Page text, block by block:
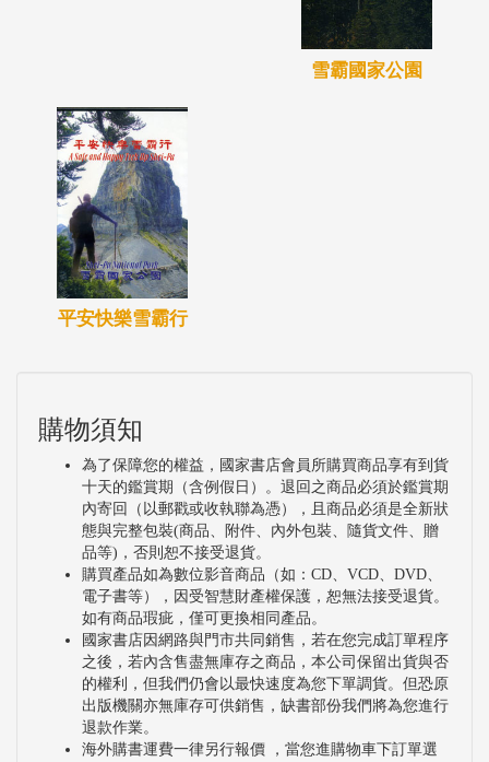
雪霸國家公園
平安快樂雪霸行
購物須知
為了保障您的權益，國家書店會員所購買商品享有到貨
十天的鑑賞期（含例假日）。退回之商品必須於鑑賞期
內寄回（以郵戳或收執聯為憑），且商品必須是全新狀
態與完整包裝(商品、附件、內外包裝、隨貨文件、贈
品等)，否則恕不接受退貨。
購買產品如為數位影音商品（如：CD、VCD、DVD、
電子書等），因受智慧財產權保護，恕無法接受退貨。
如有商品瑕疵，僅可更換相同產品。
國家書店因網路與門市共同銷售，若在您完成訂單程序
之後，若內含售盡無庫存之商品，本公司保留出貨與否
的權利，但我們仍會以最快速度為您下單調貨。但恐原
出版機關亦無庫存可供銷售，缺書部份我們將為您進行
退款作業。
海外購書運費一律另行報價 ，當您進購物車下訂單選